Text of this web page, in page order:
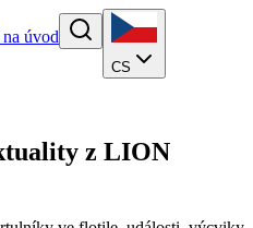
úvod
CS
z LION